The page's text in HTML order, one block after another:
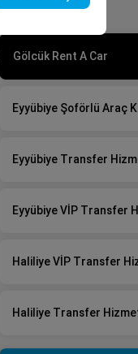
Gölcük Rent A Car
Eyyübiye Şoförlü Araç
Eyyübiye Transfer
Eyyübiye VİP Transfer
Haliliye VİP Transfer
Haliliye Transfer